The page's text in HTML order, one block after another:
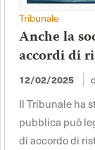
Tribunale
Anche la
accordi di
12/02/2025
Il Tribunale ha
pubblica può
di accordo di